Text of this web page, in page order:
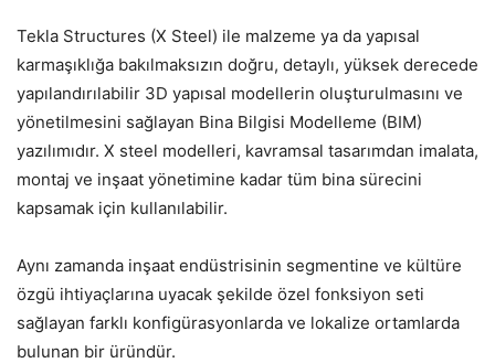
Tekla Structures (X Steel) ile malzeme ya da yapısal
karmaşıklığa bakılmaksızın doğru, detaylı, yüksek derecede
yapılandırılabilir 3D yapısal modellerin oluşturulmasını ve
yönetilmesini sağlayan Bina Bilgisi Modelleme (BIM)
yazılımıdır. X steel modelleri, kavramsal tasarımdan imalata,
montaj ve inşaat yönetimine kadar tüm bina sürecini
kapsamak için kullanılabilir.
Aynı zamanda inşaat endüstrisinin segmentine ve kültüre
özgü ihtiyaçlarına uyacak şekilde özel fonksiyon seti
sağlayan farklı konfigürasyonlarda ve lokalize ortamlarda
bulunan bir üründür.